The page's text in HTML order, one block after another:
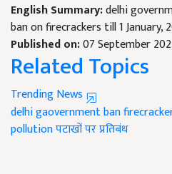
English Summary:delhi
ban on firecrackers till 1 January,
Published on:07 September
Related Topics
Trending News
delhi gaovernment ban
pollutionपटाखों पर प्रतिबंध